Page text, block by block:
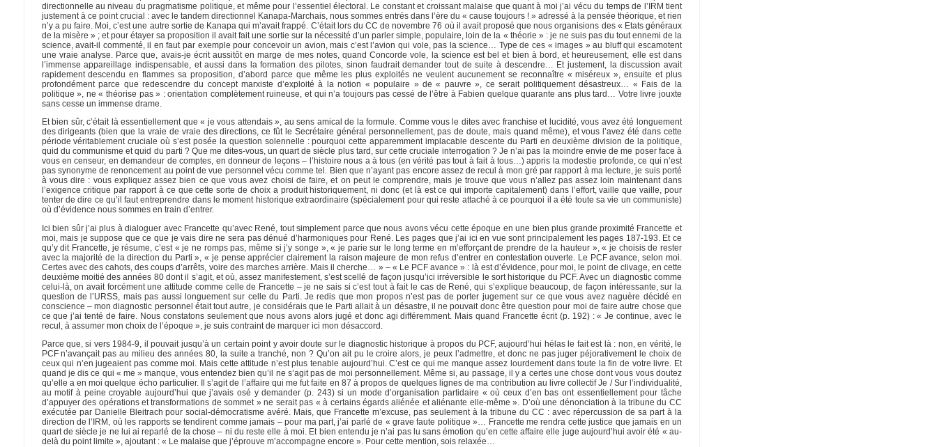
directionnelle au niveau du pragmatisme politique, et même pour l’essentiel électoral. Le constant et croissant malaise que quant à moi j’ai vécu du temps de l’IRM tient
justement à ce point crucial : avec le tandem directionnel Kanapa-Marchais, nous sommes entrés dans l’ère du « cause toujours ! » adressé à la pensée théorique, et rien
n’y a pu faire. Moi, c’est une autre sortie de Kanapa qui m’avait frappé. C’était lors du CC de novembre 76 où il avait proposé que nous organisions des « Etats généraux
de la misère » ; et pour étayer sa proposition il avait fait une sortie sur la nécessité d’un parler simple, populaire, loin de la « théorie » : je ne suis pas du tout ennemi de la
science, avait-il commenté, il en faut par exemple pour concevoir un avion, mais c’est l’avion qui vole, pas la science… Type de ces « images » au bluff qui escamotent
une vraie analyse. Parce que, avais-je écrit aussitôt en marge de mes notes, quand Concorde vole, la science est bel et bien à bord, et heureusement, elle est dans
l’immense appareillage indispensable, et aussi dans la formation des pilotes, sinon faudrait demander tout de suite à descendre… Et justement, la discussion avait
rapidement descendu en flammes sa proposition, d’abord parce que même les plus exploités ne veulent aucunement se reconnaître « miséreux », ensuite et plus
profondément parce que redescendre du concept marxiste d’exploité à la notion « populaire » de « pauvre », ce serait politiquement désastreux… « Fais de la
politique », ne « théorise pas » : orientation complètement ruineuse, et qui n’a toujours pas cessé de l’être à Fabien quelque quarante ans plus tard… Votre livre jouxte
sans cesse un immense drame.
Et bien sûr, c’était là essentiellement que « je vous attendais », au sens amical de la formule. Comme vous le dites avec franchise et lucidité, vous avez été longuement
des dirigeants (bien que la vraie de vraie des directions, ce fût le Secrétaire général personnellement, pas de doute, mais quand même), et vous l’avez été dans cette
période véritablement cruciale où s’est posée la question solennelle : pourquoi cette apparemment implacable descente du Parti en deuxième division de la politique,
quid du communisme et quid du parti ? Que me dites-vous, un quart de siècle plus tard, sur cette cruciale interrogation ? Je n’ai pas la moindre envie de me poser face à
vous en censeur, en demandeur de comptes, en donneur de leçons – l’histoire nous a à tous (en vérité pas tout à fait à tous…) appris la modestie profonde, ce qui n’est
pas synonyme de renoncement au point de vue personnel vécu comme tel. Bien que n’ayant pas encore assez de recul à mon gré par rapport à ma lecture, je suis porté
à vous dire : vous expliquez assez bien ce que vous avez choisi de faire, et on peut le comprendre, mais je trouve que vous n’allez pas assez loin maintenant dans
l’exigence critique par rapport à ce que cette sorte de choix a produit historiquement, ni donc (et là est ce qui importe capitalement) dans l’effort, vaille que vaille, pour
tenter de dire ce qu’il faut entreprendre dans le moment historique extraordinaire (spécialement pour qui reste attaché à ce pourquoi il a été toute sa vie un communiste)
où d’évidence nous sommes en train d’entrer.
Ici bien sûr j’ai plus à dialoguer avec Francette qu’avec René, tout simplement parce que nous avons vécu cette époque en une bien plus grande proximité Francette et
moi, mais je suppose que ce que je vais dire ne sera pas dénué d’harmoniques pour René. Les pages que j’ai ici en vue sont principalement les pages 187-193. Et ce
qu’y dit Francette, je résume, c’est « je ne romps pas, même si j’y songe », « je parie sur le long terme en m’efforçant de prendre de la hauteur », « je choisis de rester
avec la majorité de la direction du Parti », « je pense apprécier clairement la raison majeure de mon refus d’entrer en contestation ouverte. Le PCF avance, selon moi.
Certes avec des cahots, des coups d’arrêts, voire des marches arrière. Mais il cherche… » – « Le PCF avance » : là est d’évidence, pour moi, le point de clivage, en cette
deuxième moitié des années 80 dont il s’agit, et où, assez manifestement, s’est scellé de façon jusqu’ici irréversible le sort historique du PCF. Avec un diagnostic comme
celui-là, on avait forcément une attitude comme celle de Francette – je ne sais si c’est tout à fait le cas de René, qui s’explique beaucoup, de façon intéressante, sur la
question de l’URSS, mais pas aussi longuement sur celle du Parti. Je redis que mon propos n’est pas de porter jugement sur ce que vous avez naguère décidé en
conscience – mon diagnostic personnel était tout autre, je considérais que le Parti allait à un désastre, il ne pouvait donc être question pour moi de faire autre chose que
ce que j’ai tenté de faire. Nous constatons seulement que nous avons alors jugé et donc agi différemment. Mais quand Francette écrit (p. 192) : « Je continue, avec le
recul, à assumer mon choix de l’époque », je suis contraint de marquer ici mon désaccord.
Parce que, si vers 1984-9, il pouvait jusqu’à un certain point y avoir doute sur le diagnostic historique à propos du PCF, aujourd’hui hélas le fait est là : non, en vérité, le
PCF n’avançait pas au milieu des années 80, la suite a tranché, non ? Qu’on ait pu le croire alors, je peux l’admettre, et donc ne pas juger péjorativement le choix de
ceux qui n’en jugeaient pas comme moi. Mais cette attitude n’est plus tenable aujourd’hui. C’est ce qui me manque assez lourdement dans toute la fin de votre livre. Et
quand je dis ce qui « me » manque, vous entendez bien qu’il ne s’agit pas de moi personnellement. Même si, au passage, il y a certes une chose dont vous vous doutez
qu’elle a en moi quelque écho particulier. Il s’agit de l’affaire qui me fut faite en 87 à propos de quelques lignes de ma contribution au livre collectif Je / Sur l’individualité,
au motif à peine croyable aujourd’hui que j’avais osé y demander (p. 243) si un mode d’organisation partidaire « où ceux d’en bas ont essentiellement pour tâche
d’appuyer des opérations et transformations de sommet » ne serait pas « à certains égards aliénée et aliénante elle-même ». D’où une dénonciation à la tribune du CC
exécutée par Danielle Bleitrach pour social-démocratisme avéré. Mais, que Francette m’excuse, pas seulement à la tribune du CC : avec répercussion de sa part à la
direction de l’IRM, où les rapports se tendirent comme jamais – pour ma part, j’ai parlé de « grave faute politique »… Francette me rendra cette justice que jamais en un
quart de siècle je ne lui ai reparlé de la chose – ni du reste elle à moi. Et bien entendu je n’ai pas lu sans émotion qu’en cette affaire elle juge aujourd’hui avoir été « au-
delà du point limite », ajoutant : « Le malaise que j’éprouve m’accompagne encore ». Pour cette mention, sois relaxée…